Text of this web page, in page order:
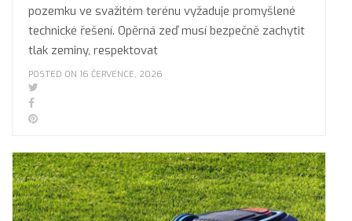
pozemku ve svažitém terénu vyžaduje promyšlené
technické řešení. Opěrná zeď musí bezpečně zachytit
tlak zeminy, respektovat
POSTED ON 16 ČERVENCE, 2026